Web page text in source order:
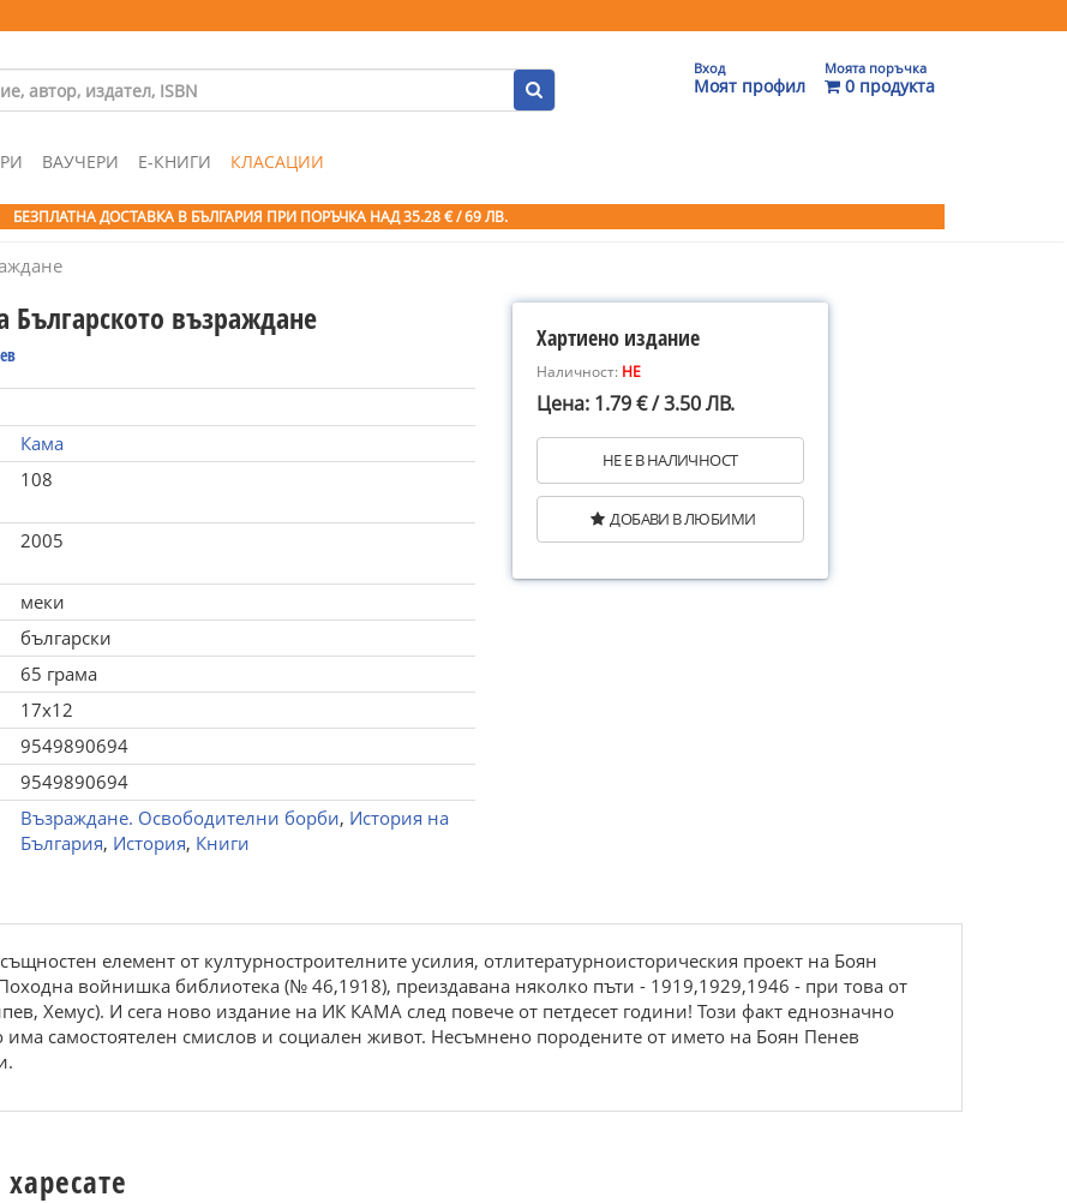
Вход
Моят профил
Моята поръчка
0 продукта
ВАУЧЕРИ Е-КНИГИ КЛАСАЦИИ
БЕЗПЛАТНА ДОСТАВКА В БЪЛГАРИЯ ПРИ ПОРЪЧКА НАД 35.28 € / 69 ЛВ.
Българското възраждане
Кама
108
2005
меки
български
65 грама
17x12
9549890694
9549890694
Възраждане. Освободителни борби, История на
България, История, Книги
Хартиено издание
Наличност: НЕ
Цена: 1.79 € / 3.50 ЛВ.
НЕ Е В НАЛИЧНОСТ
ДОБАВИ В ЛЮБИМИ
елемент от културностроителните усилия, отлитературноисторическия проект на Боян
войнишка библиотека (№ 46,1918), преиздавана няколко пъти - 1919,1929,1946 - при това от
Хемус). И сега ново издание на ИК КАМА след повече от петдесет години! Този факт еднозначно
има самостоятелен смислов и социален живот. Несъмнено породените от името на Боян Пенев